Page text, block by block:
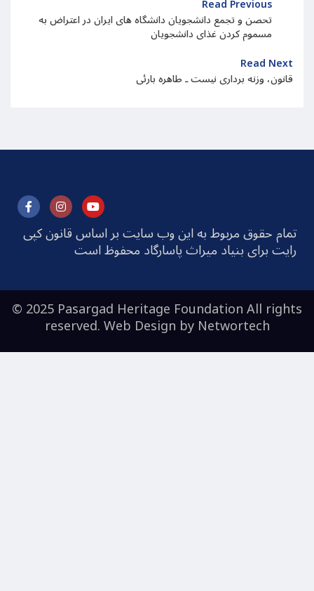
Read Previous
تحصن و تجمع دانشجویان دانشگاه های ایران در اعتراض به
مسموم کردن غذای دانشجویان
Read Next
قانون، وزنه برداری نیست ـ طاهره بارئی
تمام حقوق مربوط به این وب سایت بر اساس قانون کپی
رایت برای بنیاد میراث پاسارگاد محفوظ است
© 2025 Pasargad Heritage Foundation All rights
reserved. Web Design byNetwortech